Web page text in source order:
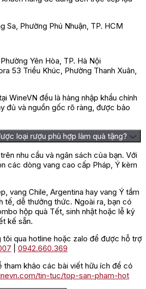
Sa, Phường Phú Nhuận, TP. HCM
Yên Hòa, TP. Hà Nội
53 Triều Khúc, Phường Thanh Xuân,
WineVN đều là hàng nhập khẩu chính
đủ và nguồn gốc rõ ràng, được bảo
loại rượu phù hợp làm quà tặng?
nhu cầu và ngân sách của bạn. Với
các dòng vang cao cấp Pháp, Ý kèm
vang Chile, Argentina hay vang Ý tầm
tế, dễ thưởng thức. Ngoài ra, bạn có
hộp quà Tết, sinh nhật hoặc lễ kỷ
kế sẵn.
tôi qua hotline hoặc zalo để được hỗ trợ
0942.660.369
tham khảo các bài viết hữu ích để có
tin-tuc/top-san-pham-hot